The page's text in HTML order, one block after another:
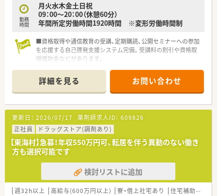
勤務
時間
月火水木金土日祝
09：00～20：00（休憩60分）
年間所定労働時間1920時間 ※変形労働時間制
■資格取得や通信教育の受講、定期購読、公開セミナーへの参加
を応援する自己啓発支援システム完備。受講料の割引や資格取
得援助金などがあります。
カウンセリングスキルを磨くことが出来ます。
■国内の優良大学院の経営学修士課程（MBA）に人材を派遣。
MBA取得を目指す薬剤師もいます。
■次期経営人材候補としての入口となる「基礎編」、リーダーシ
ップを学ぶ「中級編」、現職経営職を対象とした「上級編」まで、薬
剤師としてだけでなく一社会人として成長出来る本格的なプロ
グラムを用意しています。
■社内・グループ内のさまざまな事業や新たな業種・業態などで
活躍を希望する人材を募る制度。自ら手を挙げ、自分のキャリア
を形成していくことができます。
詳細を見る お問い合わせ
更新日： 2026/07/17 薬剤師求人ID： 609826
正社員
ドラッグストア(調剤あり)
【東海村】急募！年収550万円可、転居を伴う異動のない働き
方も選択可能です
検討リストに追加
週32h以上 高給与(600万円以上) 寮・借上社宅あり 住宅補助(手当)あり